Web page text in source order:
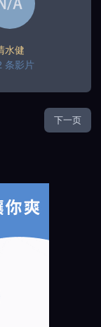
水健
条影片
下一页